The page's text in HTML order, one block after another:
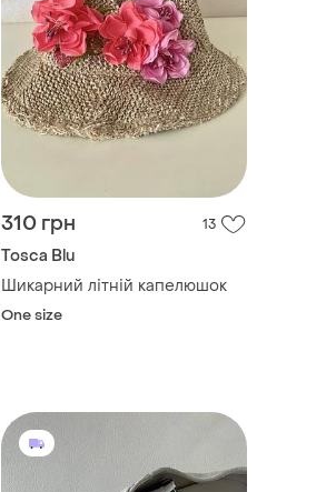
310 грн 13
Tosca Blu
Шикарний літній капелюшок
One size